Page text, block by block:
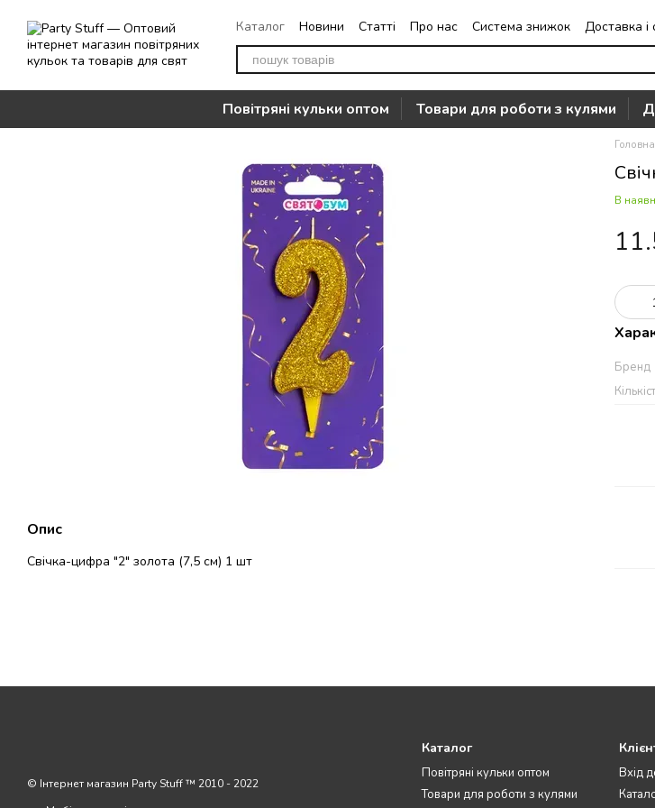
Каталог Новини Статті Про нас Система знижок
Доставка і
Повернення
Контакти Часто задавані питання Відгуки про
Повітряні кульки оптом Товари для роботи з кулями
Опис
Свічка-цифра "2" золота (7,5 см) 1 шт
Головна
В
Бренд
© Інтернет магазин Party Stuff ™ 2010 - 2022
Каталог
Повітряні кульки оптом
Товари для роботи з кулями
Вхід